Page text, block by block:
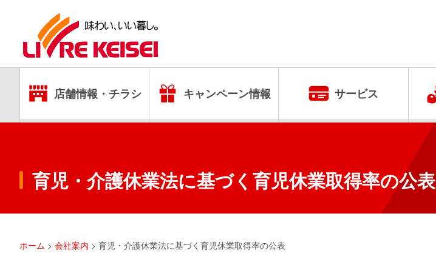
店舗情報・チラシ キャンペーン情報 サービス
育児・介護休業法に基づく育児休業取得率の公表
ホーム > 会社案内 > 育児・介護休業法に基づく育児休業取得率の公表